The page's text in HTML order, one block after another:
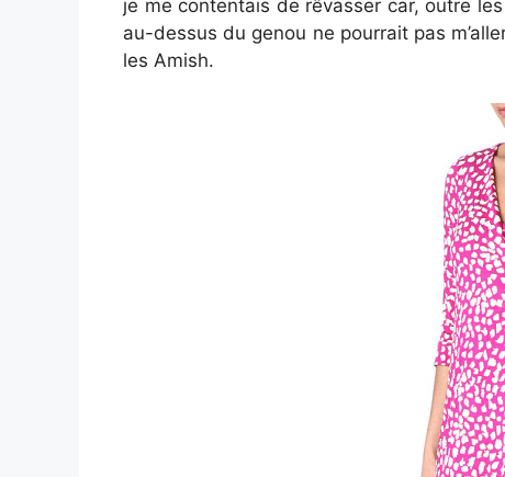
je me contentais de rêvasser car, outre
au-dessus du genou ne pourrait pas
les Amish.